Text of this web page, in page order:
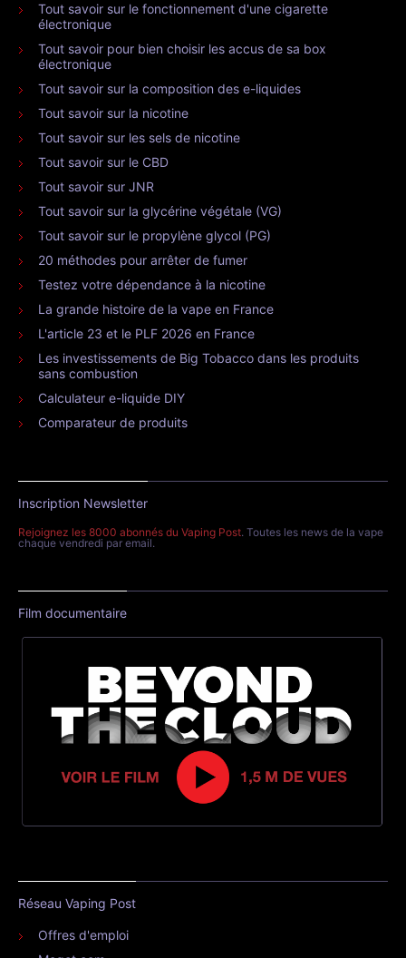
Tout savoir sur le fonctionnement d'une cigarette
électronique
Tout savoir pour bien choisir les accus de sa box
électronique
Tout savoir sur la composition des e-liquides
Tout savoir sur la nicotine
Tout savoir sur les sels de nicotine
Tout savoir sur le CBD
Tout savoir sur JNR
Tout savoir sur la glycérine végétale (VG)
Tout savoir sur le propylène glycol (PG)
20 méthodes pour arrêter de fumer
Testez votre dépendance à la nicotine
La grande histoire de la vape en France
L'article 23 et le PLF 2026 en France
Les investissements de Big Tobacco dans les produits
sans combustion
Calculateur e-liquide DIY
Comparateur de produits
Inscription Newsletter
Rejoignez les 8000 abonnés du Vaping Post. Toutes les news de la vape
chaque vendredi par email.
Film documentaire
Réseau Vaping Post
Offres d'emploi